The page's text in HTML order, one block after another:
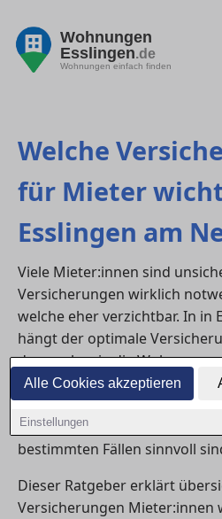
Alle Cookies akzeptieren
Einstellungen
Wohnungen
Esslingen.de
Wohnungen einfach finden
Welche
für Mieter
Esslingen am
Viele Mieter:innen sind
Versicherungen wirklich
welche eher verzichtbar. In in
hängt der optimale
davon ab, wie die Wohnung
Werte im Haushalt
Risiken im Alltag bestehen.
jedoch als unverzichtbar,
bestimmten Fällen sinnvoll
Dieser Ratgeber erklärt
Versicherungen Mieter:innen